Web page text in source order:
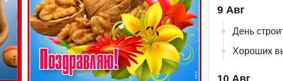
9 Авг
День
Хороших
10 Авг